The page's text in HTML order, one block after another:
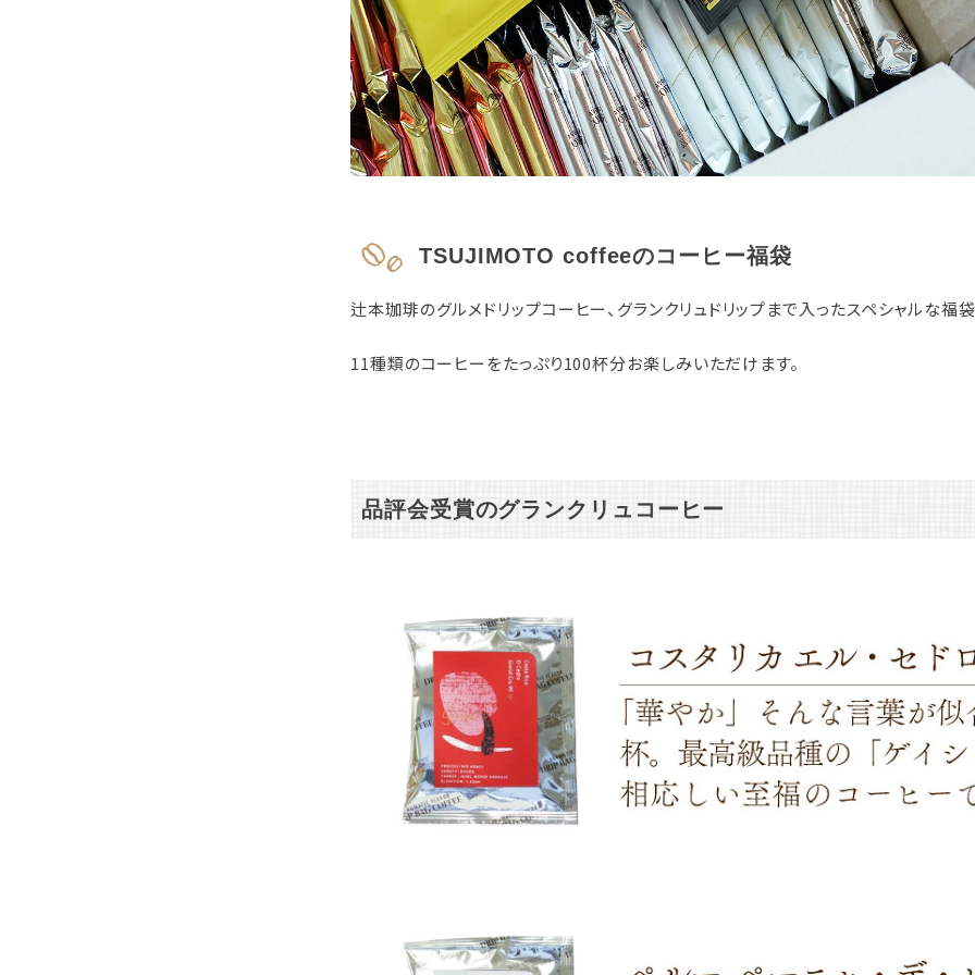
TSUJIMOTO coffeeのコーヒー福袋
辻本珈琲のグルメドリップコーヒー、グランクリュドリップまで入ったスペシャルな福袋
11種類のコーヒーをたっぷり100杯分お楽しみいただけます。
品評会受賞のグランクリュコーヒー